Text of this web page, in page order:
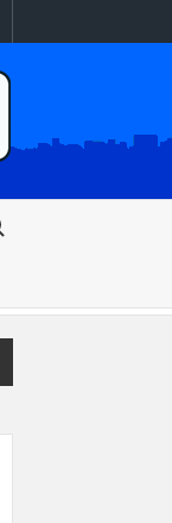
for:
disponible